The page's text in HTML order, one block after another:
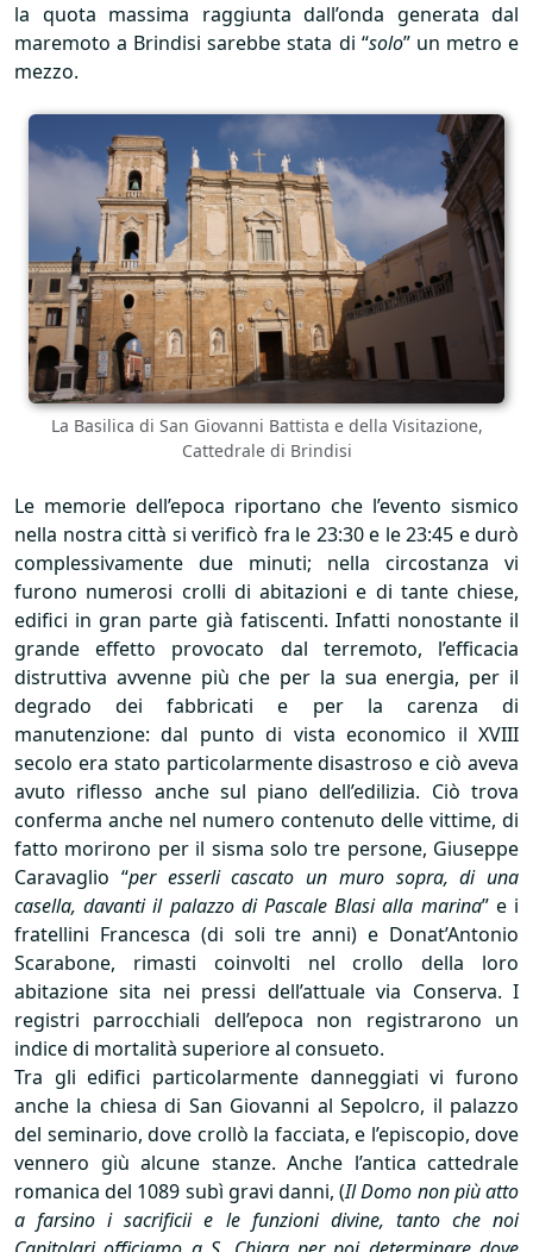
la quota massima raggiunta dall’onda generata dal
maremoto a Brindisi sarebbe stata di “solo” un metro e
mezzo.
La Basilica di San Giovanni Battista e della Visitazione,
Cattedrale di Brindisi
Le memorie dell’epoca riportano che l’evento sismico
nella nostra città si verificò fra le 23:30 e le 23:45 e durò
complessivamente due minuti; nella circostanza vi
furono numerosi crolli di abitazioni e di tante chiese,
edifici in gran parte già fatiscenti. Infatti nonostante il
grande effetto provocato dal terremoto, l’efficacia
distruttiva avvenne più che per la sua energia, per il
degrado dei fabbricati e per la carenza di
manutenzione: dal punto di vista economico il XVIII
secolo era stato particolarmente disastroso e ciò aveva
avuto riflesso anche sul piano dell’edilizia. Ciò trova
conferma anche nel numero contenuto delle vittime, di
fatto morirono per il sisma solo tre persone, Giuseppe
Caravaglio “per esserli cascato un muro sopra, di una
casella, davanti il palazzo di Pascale Blasi alla marina” e i
fratellini Francesca (di soli tre anni) e Donat’Antonio
Scarabone, rimasti coinvolti nel crollo della loro
abitazione sita nei pressi dell’attuale via Conserva. I
registri parrocchiali dell’epoca non registrarono un
indice di mortalità superiore al consueto.
Tra gli edifici particolarmente danneggiati vi furono
anche la chiesa di San Giovanni al Sepolcro, il palazzo
del seminario, dove crollò la facciata, e l’episcopio, dove
vennero giù alcune stanze. Anche l’antica cattedrale
romanica del 1089 subì gravi danni, (Il Domo non più atto
a farsino i sacrificii e le funzioni divine, tanto che noi